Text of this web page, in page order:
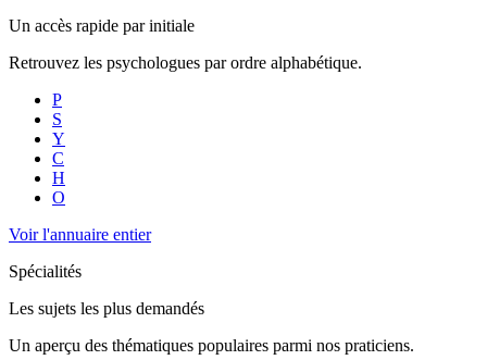
Un accès rapide par initiale
Retrouvez les psychologues par ordre alphabétique.
P
S
Y
C
H
O
Voir l'annuaire entier
Spécialités
Les sujets les plus demandés
Un aperçu des thématiques populaires parmi nos praticiens.